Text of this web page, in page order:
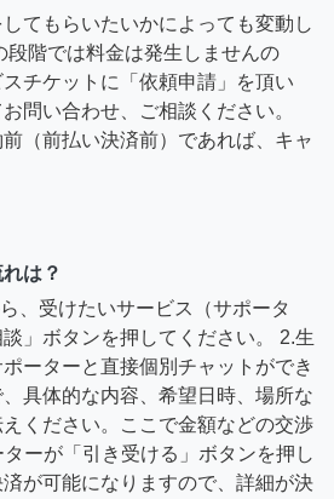
てもらいたいかによっても変動し
段階では料金は発生しませんの
チケットに「依頼申請」を頂い
問い合わせ、ご相談ください。
（前払い決済前）であれば、キャ
は？
、受けたいサービス（サポータ
」ボタンを押してください。 2.生
ーターと直接個別チャットができ
具体的な内容、希望日時、場所な
ください。ここで金額などの交渉
ーが「引き受ける」ボタンを押し
が可能になりますので、詳細が決